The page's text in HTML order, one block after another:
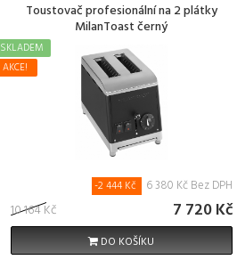
Toustovač profesionální na 2 plátky
MilanToast černý
AKCE!
SKLADEM
10 164 Kč
-2 444 Kč 6 380 Kč Bez DPH
7 720 Kč
DO KOŠÍKU